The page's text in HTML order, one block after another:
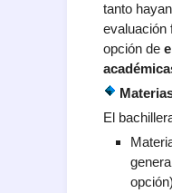
tanto
evaluación
opción de
El
opción)